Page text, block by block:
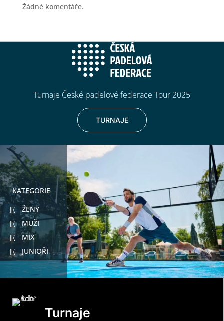
Žádné komentáře.
Turnaje České padelové federace Tour 2025
TURNAJE
KATEGORIE
ŽENY
MUŽI
MIX
JUNIOŘI
Turnaje